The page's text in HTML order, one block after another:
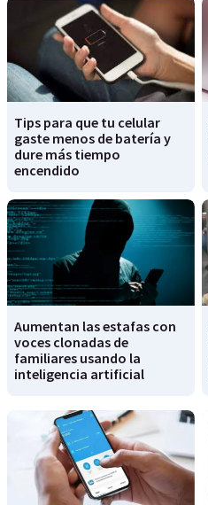
Tips para que tu celular
gaste menos de batería y
dure más tiempo
encendido
Aumentan las estafas con
voces clonadas de
familiares usando la
inteligencia artificial